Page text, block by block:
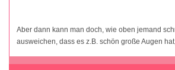
Aber dann kann man doch, wie oben jemand
ausweichen, dass es z.B. schön große Augen